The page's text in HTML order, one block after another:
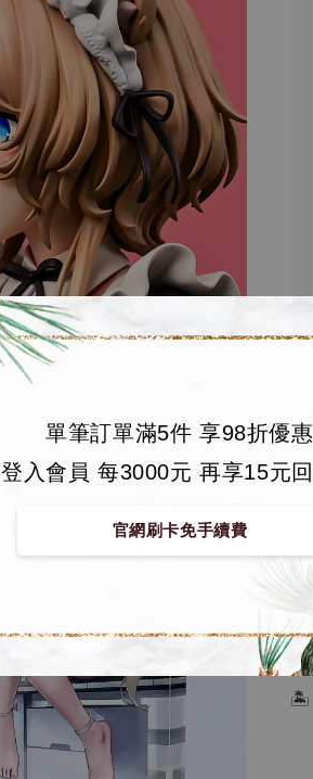
單筆訂單滿5件 享98折優惠
登入會員 每3000元 再享15元
官網刷卡免手續費
🏝